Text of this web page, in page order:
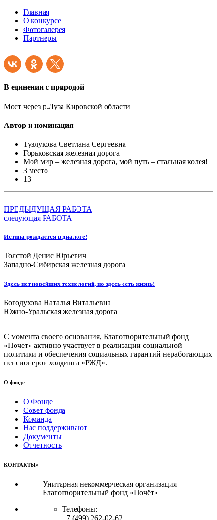
Главная
О конкурсе
Фотогалерея
Партнеры
В единении с природой
Мост через р.Луза Кировской области
Автор и номинация
Тузлукова Светлана Сергеевна
Горьковская железная дорога
Мой мир – железная дорога, мой путь – стальная колея!
3 место
13
ПРЕДЫДУЩАЯ РАБОТА
следующая РАБОТА
Истина рождается в диалоге!
Толстой Денис Юрьевич
Западно-Сибирская железная дорога
Здесь нет новейших технологий, но здесь есть жизнь!
Богодухова Наталья Витальевна
Южно-Уральская железная дорога
С момента своего основания, Благотворительный фонд
«Почет» активно участвует в реализации социальной
политики и обеспечения социальных гарантий неработающих
пенсионеров холдинга «РЖД».
О фонде
О Фонде
Совет фонда
Команда
Нас поддерживают
Документы
Отчетность
КОНТАКТЫ»
Унитарная некоммерческая организация
Благотворительный фонд «Почёт»
Телефоны:
+7 (499) 262-02-62